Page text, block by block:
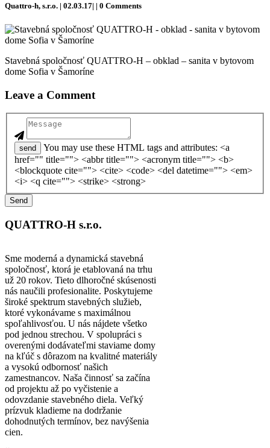
Quattro-h, s.r.o. | 02.03.17| | 0 Comments
Stavebná spoločnosť QUATTRO-H – obklad – sanita v bytovom
dome Sofia v Šamoríne
Leave a Comment
send
You may use these HTML tags and attributes: <a
href="" title=""> <abbr title=""> <acronym title=""> <b>
<blockquote cite=""> <cite> <code> <del datetime=""> <em>
<i> <q cite=""> <strike> <strong>
QUATTRO-H s.r.o.
Sme moderná a dynamická stavebná
spoločnosť, ktorá je etablovaná na trhu
už 20 rokov. Tieto dlhoročné skúsenosti
nás naučili profesionalite. Poskytujeme
široké spektrum stavebných služieb,
ktoré vykonávame s maximálnou
spoľahlivosťou. U nás nájdete všetko
pod jednou strechou. V spolupráci s
overenými dodávateľmi staviame domy
na kľúč s dôrazom na kvalitné materiály
a vysokú odbornosť našich
zamestnancov. Naša činnosť sa začína
od projektu až po vyčistenie a
odovzdanie stavebného diela. Veľký
prízvuk kladieme na dodržanie
dohodnutých termínov, bez navýšenia
cien.